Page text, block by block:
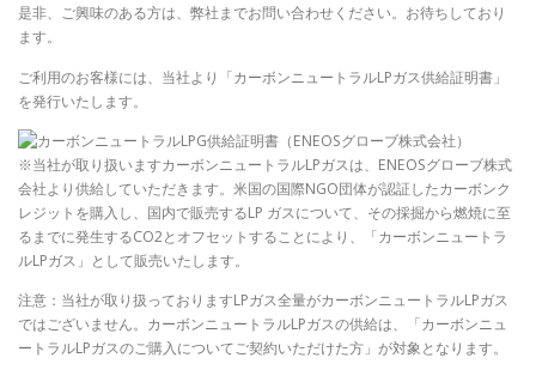
是非、ご興味のある方は、弊社までお問い合わせください。お待ちしており
ます。
ご利用のお客様には、当社より「カーボンニュートラルLPガス供給証明書」
を発行いたします。
※当社が取り扱いますカーボンニュートラルLPガスは、ENEOSグローブ株式
会社より供給していただきます。米国の国際NGO団体が認証したカーボンク
レジットを購入し、国内で販売するLP ガスについて、その採掘から燃焼に至
るまでに発生するCO2とオフセットすることにより、「カーボンニュートラ
ルLPガス」として販売いたします。
注意：当社が取り扱っておりますLPガス全量がカーボンニュートラルLPガス
ではございません。カーボンニュートラルLPガスの供給は、「カーボンニュ
ートラルLPガスのご購入についてご契約いただけた方」が対象となります。